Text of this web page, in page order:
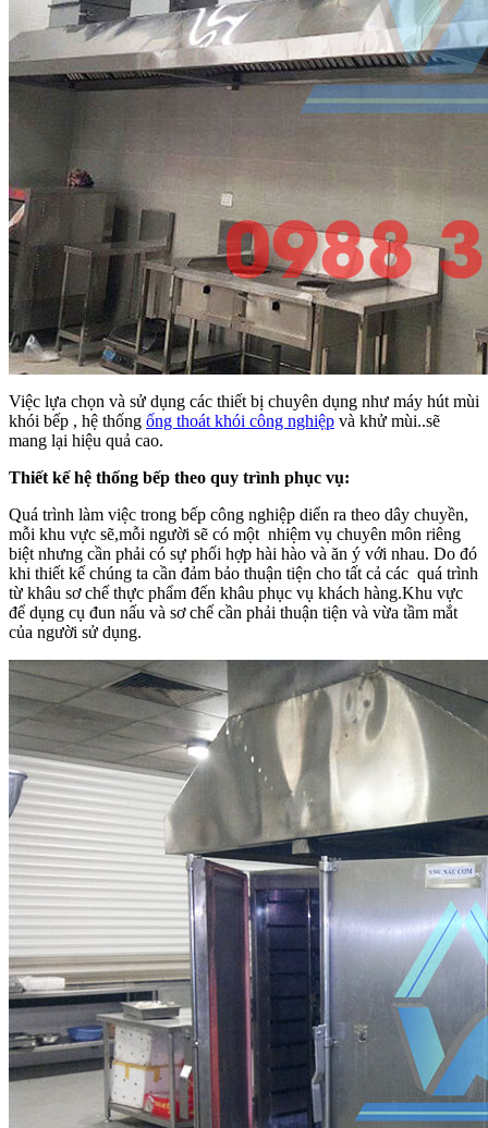
Việc lựa chọn và sử dụng các thiết bị chuyên dụng như máy hút mùi
khói bếp , hệ thống ống thoát khói công nghiệp và khử mùi..sẽ
mang lại hiệu quả cao.
Thiết kế hệ thống bếp theo quy trình phục vụ:
Quá trình làm việc trong bếp công nghiệp diển ra theo dây chuyền,
mỗi khu vực sẽ,mỗi người sẽ có một nhiệm vụ chuyên môn riêng
biệt nhưng cần phải có sự phối hợp hài hào và ăn ý với nhau. Do đó
khi thiết kế chúng ta cần đảm bảo thuận tiện cho tất cả các quá trình
từ khâu sơ chế thực phẩm đến khâu phục vụ khách hàng.Khu vực
để dụng cụ đun nấu và sơ chế cần phải thuận tiện và vừa tầm mắt
của người sử dụng.